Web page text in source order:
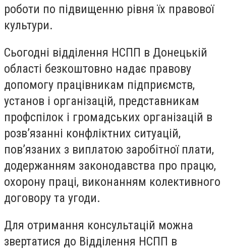
роботи по підвищенню рівня їх правової
культури.
Сьогодні відділення НСПП в Донецькій
області безкоштовно надає правову
допомогу працівникам підприємств,
установ і організацій, представникам
профспілок і громадських організацій в
розв’язанні конфліктних ситуацій,
пов’язаних з виплатою заробітної плати,
додержанням законодавства про працю,
охорону праці, виконанням колективного
договору та угоди.
Для отримання консультацій можна
звертатися до Відділення НСПП в